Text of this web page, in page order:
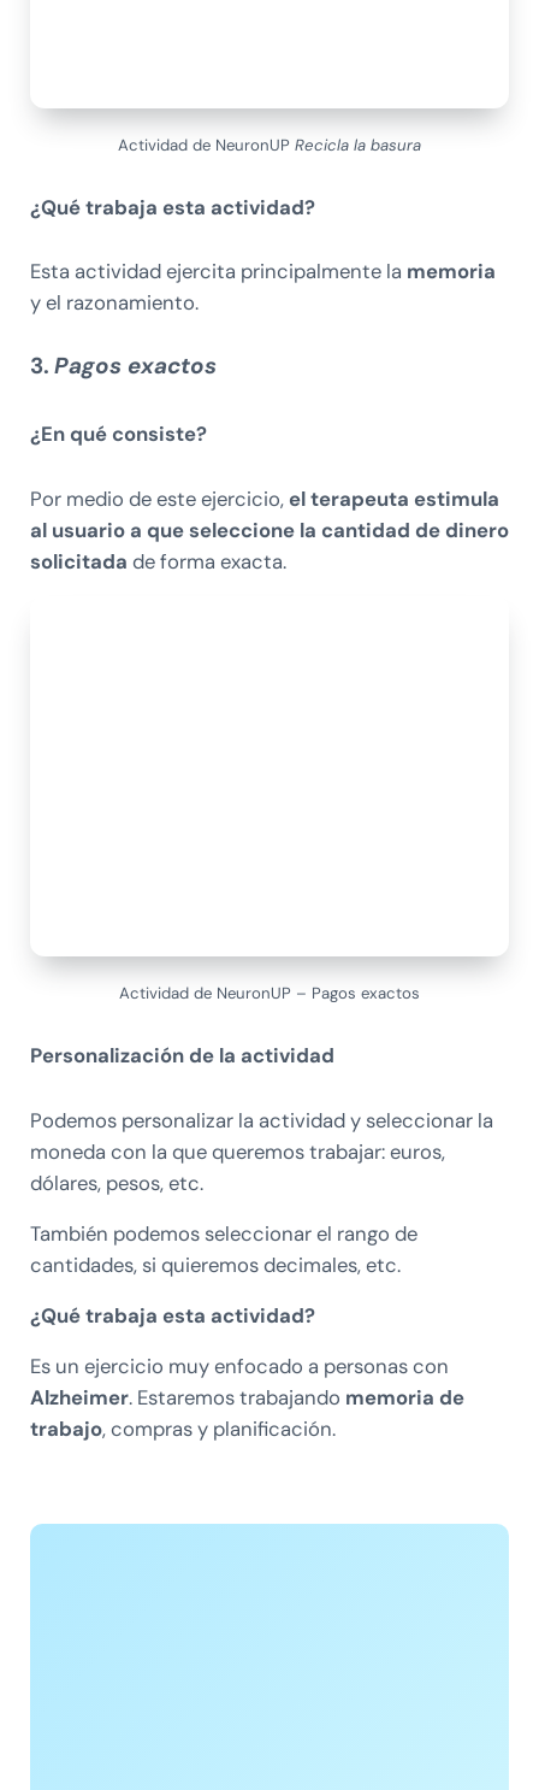
Actividad de NeuronUPRecicla la basura
¿Qué trabaja esta actividad?
Esta actividad ejercita principalmente la memoria
y el razonamiento.
3. Pagos exactos
¿En qué consiste?
Por medio de este ejercicio,el terapeuta estimula
al usuario a que seleccione la cantidad de dinero
solicitada de forma exacta.
Actividad de NeuronUP – Pagos exactos
Personalización de la actividad
Podemos personalizar la actividad y seleccionar la
moneda con la que queremos trabajar: euros,
dólares, pesos, etc.
También podemos seleccionar el rango de
cantidades, si quieremos decimales, etc.
¿Qué trabaja esta actividad?
Es un ejercicio muy enfocado a personas con
Alzheimer. Estaremos trabajando memoria de
trabajo, compras y planificación.